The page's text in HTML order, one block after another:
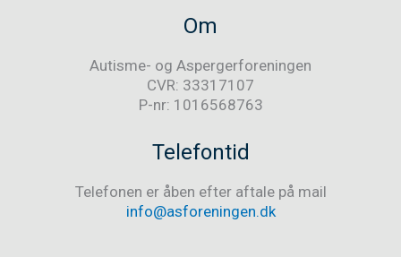
Om
Autisme- og Aspergerforeningen
CVR: 33317107
P-nr: 1016568763
Telefontid
Telefonen er åben efter aftale på mail
info@asforeningen.dk